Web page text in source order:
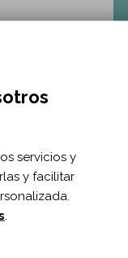
por el
servicios y
y facilitar